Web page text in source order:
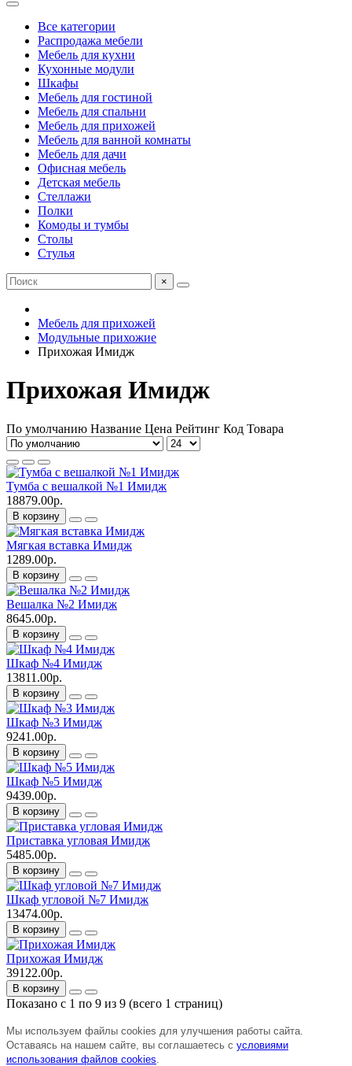
Все категории
Распродажа мебели
Мебель для кухни
Кухонные модули
Шкафы
Мебель для гостиной
Мебель для спальни
Мебель для прихожей
Мебель для ванной комнаты
Мебель для дачи
Офисная мебель
Детская мебель
Стеллажи
Полки
Комоды и тумбы
Столы
Стулья
×
Мебель для прихожей
Модульные прихожие
Прихожая Имидж
Прихожая Имидж
По умолчанию Название Цена Рейтинг Код Товара
Тумба с вешалкой №1 Имидж
18879.00р.
В корзину
Мягкая вставка Имидж
1289.00р.
В корзину
Вешалка №2 Имидж
8645.00р.
В корзину
Шкаф №4 Имидж
13811.00р.
В корзину
Шкаф №3 Имидж
9241.00р.
В корзину
Шкаф №5 Имидж
9439.00р.
В корзину
Приставка угловая Имидж
5485.00р.
В корзину
Шкаф угловой №7 Имидж
13474.00р.
В корзину
Прихожая Имидж
39122.00р.
В корзину
Показано с 1 по 9 из 9 (всего 1 страниц)
Мы используем файлы cookies для улучшения работы сайта.
Оставаясь на нашем сайте, вы соглашаетесь с условиями
использования файлов cookies